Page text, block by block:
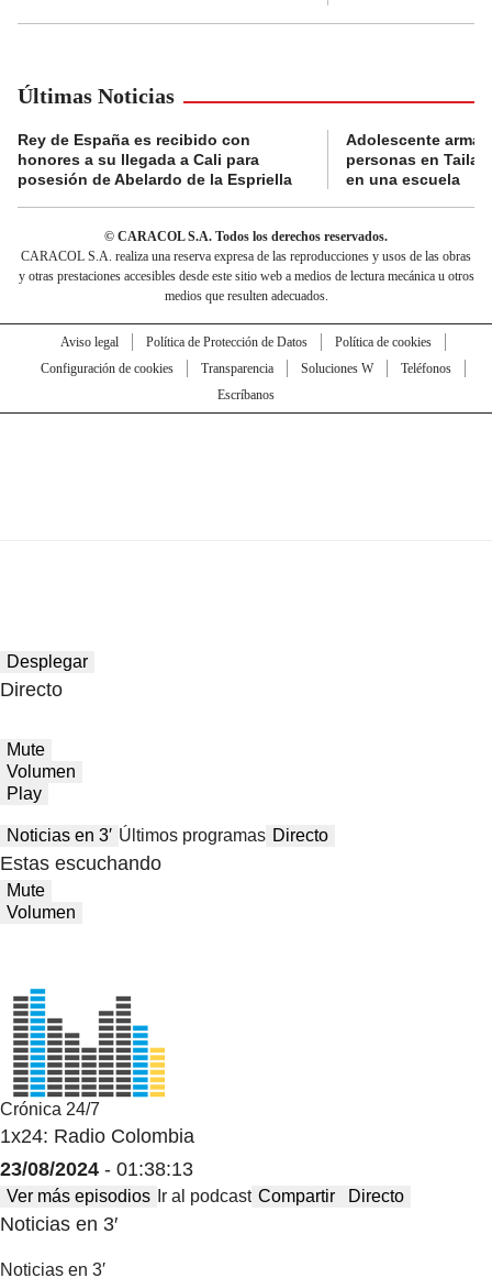
Últimas Noticias
Rey de España es recibido con
honores a su llegada a Cali para
posesión de Abelardo de la Espriella
Adolescente
personas en
en una escuela
© CARACOL S.A. Todos los derechos reservados.
CARACOL S.A. realiza una reserva expresa de las reproducciones y usos de las obras
y otras prestaciones accesibles desde este sitio web a medios de lectura mecánica u otros
medios que resulten adecuados.
Aviso legal Política de Protección de Datos
Política de cookies
Configuración de cookies
Transparencia Soluciones W
Teléfonos
Escríbanos
Desplegar
Directo
Mute
Volumen
Play
Noticias en 3′ Últimos programas Directo
Estas escuchando
Mute
Volumen
Crónica 24/7
1x24: Radio Colombia
23/08/2024 - 01:38:13
Ver más episodios Ir al podcast Compartir Directo
Noticias en 3′
Noticias en 3′